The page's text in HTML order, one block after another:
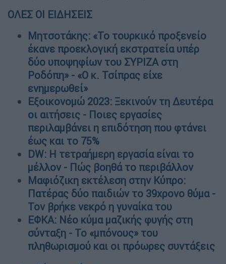
ΟΛΕΣ ΟΙ ΕΙΔΗΣΕΙΣ
Μητσοτάκης: «Το τουρκικό προξενείο
έκανε προεκλογική εκστρατεία υπέρ
δύο υποψηφίων του ΣΥΡΙΖΑ στη
Ροδόπη» - «Ο κ. Τσίπρας είχε
ενημερωθεί»
Εξοικονομώ 2023: Ξεκινούν τη Δευτέρα
οι αιτήσεις - Ποιες εργασίες
περιλαμβάνει η επιδότηση που φτάνει
έως και το 75%
DW: Η τετραήμερη εργασία είναι το
μέλλον - Πώς βοηθά το περιβάλλον
Μαφιόζικη εκτέλεση στην Κύπρο:
Πατέρας δύο παιδιών το 39χρονο θύμα -
Τον βρήκε νεκρό η γυναίκα του
ΕΦΚΑ: Νέο κύμα μαζικής φυγής στη
σύνταξη - Το «μπόνους» του
πληθωρισμού και οι πρόωρες συντάξεις